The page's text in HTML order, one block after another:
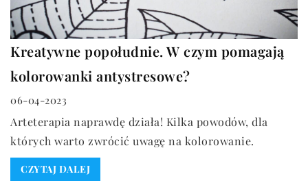
Kreatywne popołudnie. W czym pomagają
kolorowanki antystresowe?
06-04-2023
Arteterapia naprawdę działa! Kilka powodów, dla
których warto zwrócić uwagę na kolorowanie.
CZYTAJ DALEJ